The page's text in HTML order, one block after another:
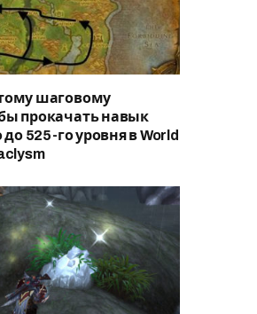
шаговому
прокачать навык
до 525-го уровня в World